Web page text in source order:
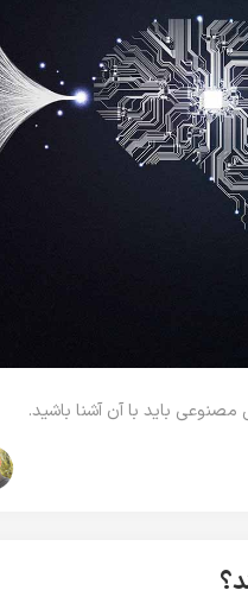
باید با آن آشنا باشید.